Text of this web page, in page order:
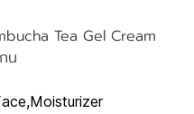
Tea Gel Cream
น
,Moisturizer